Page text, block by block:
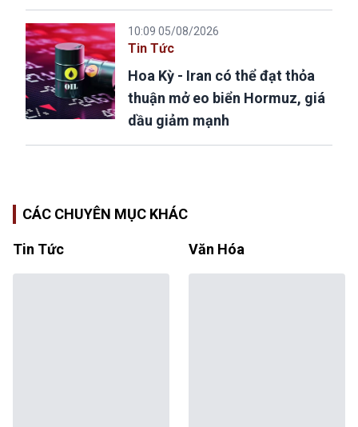
10:09 05/08/2026
Tin Tức
Hoa Kỳ - Iran có thể đạt thỏa
thuận mở eo biển Hormuz, giá
dầu giảm mạnh
CÁC CHUYÊN MỤC KHÁC
Tin Tức Văn Hóa